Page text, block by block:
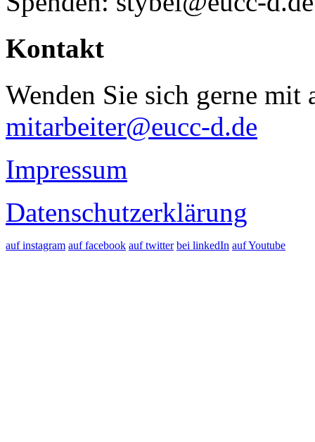
Kontakt
Wenden Sie sich gerne mit
mitarbeiter@eucc-d.de
Impressum
Datenschutzerklärung
auf instagram auf facebook auf twitter bei linkedIn auf Youtube